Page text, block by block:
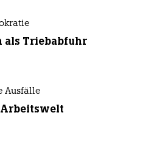
als Triebabfuhr
Ausfälle
Arbeitswelt